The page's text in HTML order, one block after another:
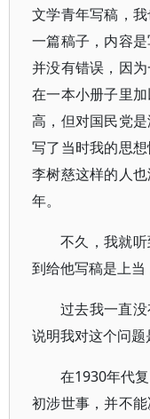
文学青年写稿，
一篇稿子，内容
并没有错误，因
在一本小册子里
高，但对国民党
写了当时我的思
李树慈这样的人
年。
不久，我就
到给他写稿是上当
过去我一直
说明我对这个问题
在1930年代
初涉世事，并不